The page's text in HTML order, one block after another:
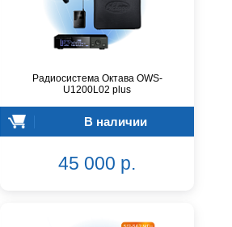
Радиосистема Октава OWS-
U1200L02 plus
В наличии
45 000 р.